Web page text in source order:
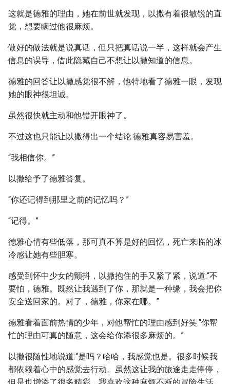
这就是德雅的理由，她在前世就发现，以撒有着很敏锐的直
觉，想要瞒过他很麻烦。
做好的做法就是说真话，但只把真话说一半，这样就会产生
信息的误导，借此隐藏自己不想让以撒知道的信息。
德雅的回答让以撒感觉很不解，他特地看了德雅一眼，发现
她的眼神很坦诚。
虽然很快就主动和他错开眼神了。
不过这也只能让以撒得出一个结论:德雅真容易害羞。
“我相信你。”
以撒给予了德雅答复。
“你还记得到那里之前的记忆吗？”
“记得。”
德雅心情有些低落，那可真不算是好的回忆，死亡来临的冰
冷感让她有些胆寒。
感受到怀中少女的颤抖，以撒抱住的手又紧了紧，说道:“不
要怕，德雅。既然让我遇到了你，那就是一种缘，我会把你
安全送回家的。对了，德雅，你家在哪。”
德雅看着面前热情的少年，对他帮忙的理由感到好笑:“你帮
忙的理由可真的随意，这会给你添很多麻烦的。”
以撒很随性地说道:“是吗？哈哈，我感觉也是。很多时候我
都依赖着心中的感觉去行动。虽然这让我的旅途走走停停，